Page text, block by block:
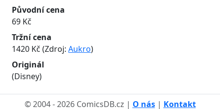
Původní cena
69 Kč
Tržní cena
1420 Kč (Zdroj: Aukro)
Originál
(Disney)
© 2004 - 2026 ComicsDB.cz | O nás| Kontakt